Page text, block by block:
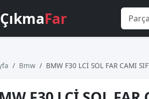
ÇıkmaFar
Bmw BMW F30 LCİ SOL FAR CAMI